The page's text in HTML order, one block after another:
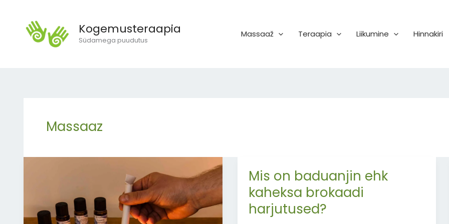
content
Kogemusteraapia
Südamega puudutus
Massaaž Teraapia Liikumine Hinnakiri
Massaaz
mis
Mis on baduanjin ehk
kaheksa brokaadi
harjutused?
Mis
on
baduanjin
ehk